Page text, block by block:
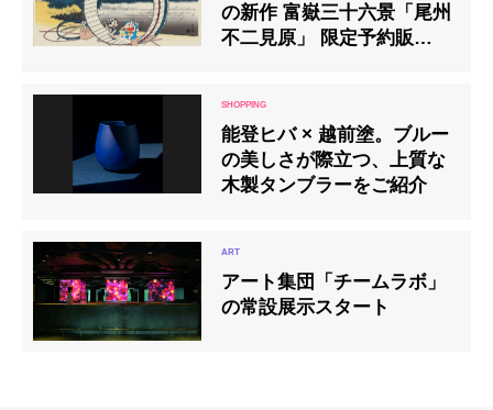
の新作 富嶽三十六景「尾州
不二見原」 限定予約販売開
能登ヒバ × 越前塗。ブルー
の美しさが際立つ、上質な
木製タンブラーをご紹介
アート集団「チームラボ」
の常設展示スタート